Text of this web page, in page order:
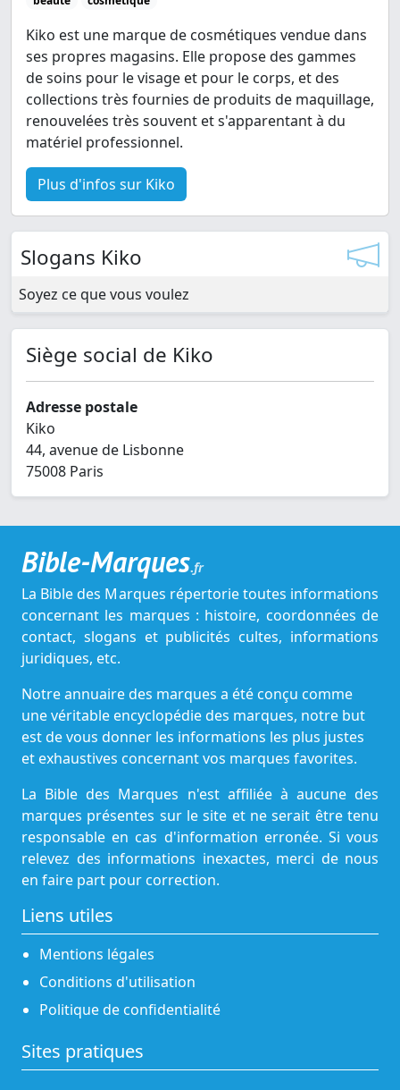
Kiko est une marque de cosmétiques vendue dans
ses propres magasins. Elle propose des gammes
de soins pour le visage et pour le corps, et des
collections très fournies de produits de maquillage,
renouvelées très souvent et s'apparentant à du
matériel professionnel.
Plus d'infos sur Kiko
Slogans Kiko
Soyez ce que vous voulez
Siège social de Kiko
Adresse postale
Kiko
44, avenue de Lisbonne
75008 Paris
Bible-Marques.fr
La Bible des Marques répertorie toutes informations
concernant les marques : histoire, coordonnées de
contact, slogans et publicités cultes, informations
juridiques, etc.
Notre annuaire des marques a été conçu comme
une véritable encyclopédie des marques, notre but
est de vous donner les informations les plus justes
et exhaustives concernant vos marques favorites.
La Bible des Marques n'est affiliée à aucune des
marques présentes sur le site et ne serait être tenu
responsable en cas d'information erronée. Si vous
relevez des informations inexactes, merci de nous
en faire part pour correction.
Liens utiles
Mentions légales
Conditions d'utilisation
Politique de confidentialité
Sites pratiques